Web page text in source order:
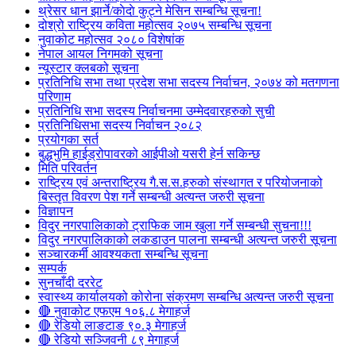
थ्रेसर धान झार्ने/काेदाे कुट्ने मेसिन सम्बन्धि सूचना!
दोश्रो राष्ट्रिय कविता महोत्सव २०७५ सम्बन्धि सूचना
नुवाकोट महोत्सव २०८० विशेषांक
नेपाल आयल निगमको सूचना
न्यूस्टार क्लबको सूचना
प्रतिनिधि सभा तथा प्रदेश सभा सदस्य निर्वाचन, २०७४ को मतगणना
परिणाम
प्रतिनिधि सभा सदस्य निर्वाचनमा उम्मेदवारहरुको सुची
प्रतिनिधिसभा सदस्य निर्वाचन २०८२
प्रयोगका सर्त
बुद्धभुमि हाईड्रोपावरको आईपीओ यसरी हेर्न सकिन्छ
मिति परिवर्तन
राष्ट्रिय एवं अन्तराष्ट्रिय गै.स.स.हरुको संस्थागत र परियोजनाको
बिस्तृत विवरण पेश गर्ने सम्बन्धी अत्यन्त जरुरी सूचना
विज्ञापन
विदुर नगरपालिकाको ट्राफिक जाम खुला गर्ने सम्बन्धी सुचना!!!
विदुर नगरपालिकाको लकडाउन पालना सम्बन्धी अत्यन्त जरुरी सूचना
सञ्चारकर्मी आवश्यकता सम्बन्धि सूचना
सम्पर्क
सुनचाँदी दररेट
स्वास्थ्य कार्यालयको कोरोना संक्रमण सम्बन्धि अत्यन्त जरुरी सूचना
🔴 नुवाकोट एफएम १०६.८ मेगाहर्ज
🔴 रेडियो लाङटाङ ९०.३ मेगाहर्ज
🔴 रेडियो सञ्जिवनी ८९ मेगाहर्ज